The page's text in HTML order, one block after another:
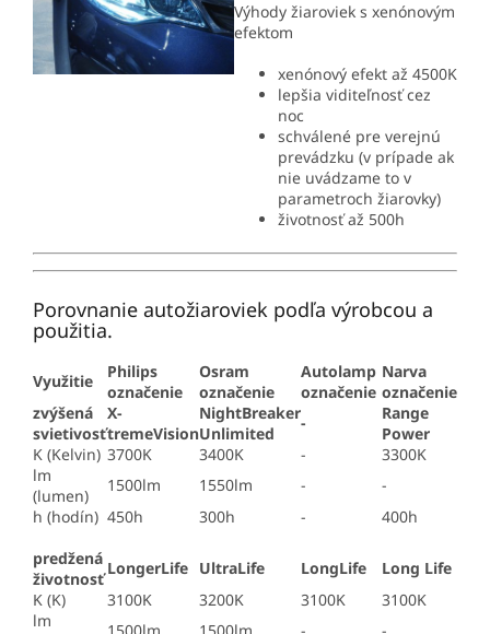
Výhody žiaroviek s xenónovým
efektom
xenónový efekt až 4500K
lepšia viditeľnosť cez
noc
schválené pre verejnú
prevádzku (v prípade ak
nie uvádzame to v
parametroch žiarovky)
životnosť až 500h
Porovnanie autožiaroviek podľa výrobcou a
použitia.
Využitie
Philips
označenie
Osram
označenie
Autolamp
označenie
Narva
označenie
zvýšená
svietivosť
X-
tremeVision
NightBreaker
Unlimited
-
Range
Power
K (Kelvin) 3700K 3400K -
3300K
lm
(lumen)
1500lm 1550lm -
-
h (hodín) 450h 300h -
400h
predžená
životnosť
LongerLife UltraLife LongLife
Long Life
K (K)
3100K 3200K 3100K
3100K
lm